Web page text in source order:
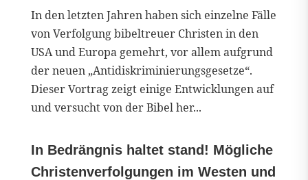
In den letzten Jahren haben sich einzelne Fälle
von Verfolgung bibeltreuer Christen in den
USA und Europa gemehrt, vor allem aufgrund
der neuen „Antidiskriminierungsgesetze“.
Dieser Vortrag zeigt einige Entwicklungen auf
und versucht von der Bibel her...
In Bedrängnis haltet stand! Mögliche
Christenverfolgungen im Westen und